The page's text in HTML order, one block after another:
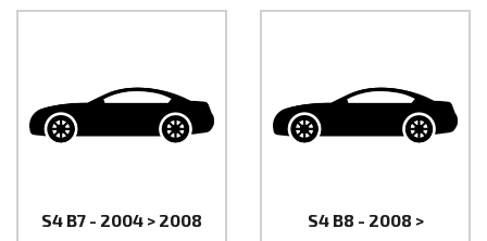
S4 B7 - 2004 > 2008 S4 B8 - 2008 >